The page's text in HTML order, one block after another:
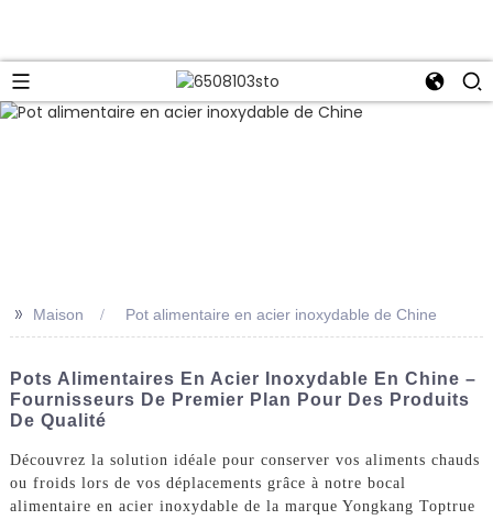
>> Maison Pot alimentaire en acier inoxydable de Chine
Pots Alimentaires En Acier Inoxydable En Chine –
Fournisseurs De Premier Plan Pour Des Produits
De Qualité
Découvrez la solution idéale pour conserver vos aliments chauds
ou froids lors de vos déplacements grâce à notre bocal
alimentaire en acier inoxydable de la marque Yongkang Toptrue